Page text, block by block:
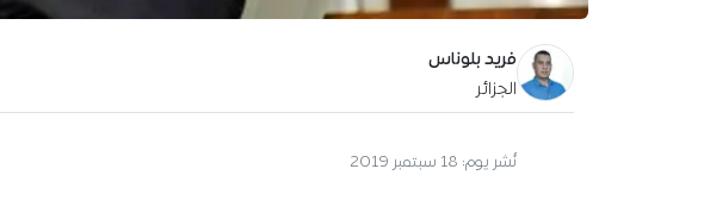
فريد بلوناس
الجزائر
نُشر يوم: 18 سبتمبر 2019